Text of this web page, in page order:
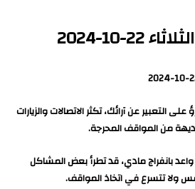
10-2024
التعبير عن آرائك، تكثر الاتصالات والزيارات
من المواقف المحرجة.
بانفراج مادي، قد تطرأ بعض المشاكل
ولا تتسرع في اتخاذ المواقف.